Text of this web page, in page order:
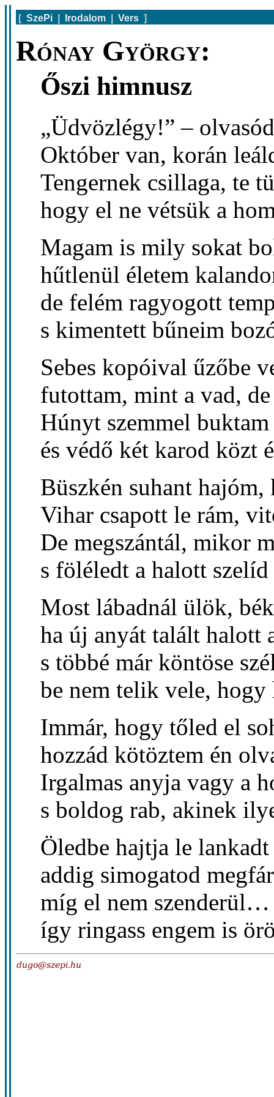
[ SzePi Irodalom Vers ]
Rónay György:
Őszi himnusz
„Üdvözlégy!” –
Október van, korán
Tengernek csillaga, te
hogy el ne vétsük a
Magam is mily sokat
hűtlenül életem
de felém ragyogott
s kimentett bűneim
Sebes kopóival űzőbe
futottam, mint a vad,
Húnyt szemmel
és védő két karod közt
Büszkén suhant
Vihar csapott le rám,
De megszántál, mikor
s föléledt a halott
Most lábadnál ülök,
ha új anyát talált halott
s többé már köntöse
be nem telik vele, hogy
Immár, hogy tőled el
hozzád kötöztem én
Irgalmas anyja vagy a
s boldog rab, akinek
Öledbe hajtja le
addig simogatod
míg el nem
így ringass engem is